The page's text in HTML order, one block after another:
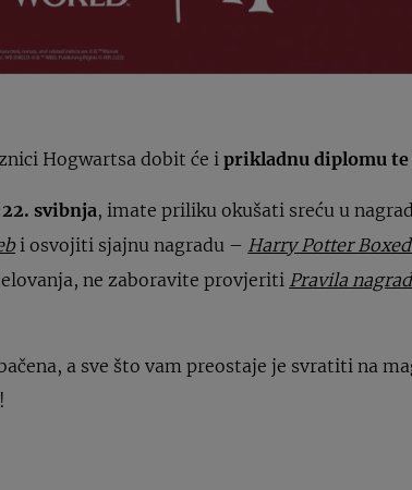
Hogwartsa dobit će iprikladnu diplomu te
22. svibnja, imate priliku okušati sreću u
i osvojiti sjajnu nagradu – Harry Potter
ne zaboravite provjeriti Pravila
a sve što vam preostaje je svratiti na